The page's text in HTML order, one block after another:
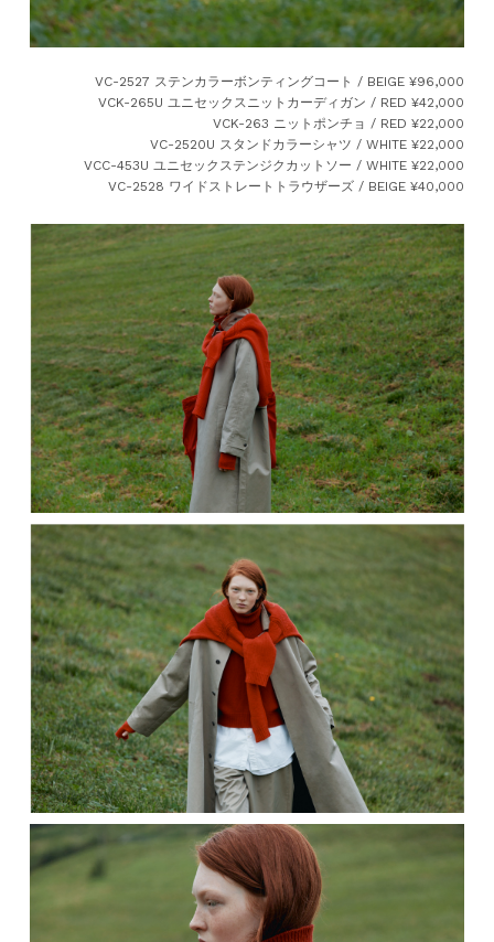
VC-2527 ステンカラーボンティングコート / BEIGE ¥96,000
VCK-265U ユニセックスニットカーディガン / RED ¥42,000
VCK-263 ニットポンチョ / RED ¥22,000
VC-2520U スタンドカラーシャツ / WHITE ¥22,000
VCC-453U ユニセックステンジクカットソー / WHITE ¥22,000
VC-2528 ワイドストレートトラウザーズ / BEIGE ¥40,000